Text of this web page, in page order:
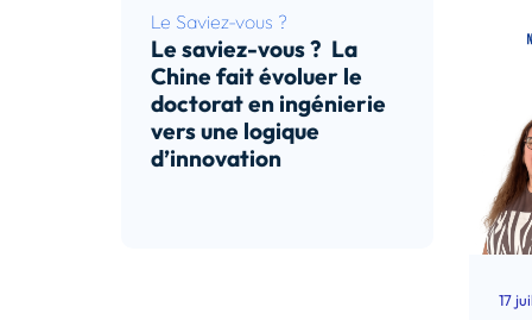
Le Saviez-vous ?
Le saviez-vous ? La
Chine fait évoluer le
doctorat en ingénierie
vers une logique
d’innovation
17